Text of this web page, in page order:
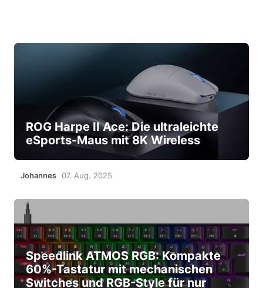
ROG Harpe II Ace: Die ultraleichte
eSports-Maus mit 8K Wireless
Johannes 07. Aug. 2025
Speedlink ATMOS RGB: Kompakte
60%-Tastatur mit mechanischen
Switches und RGB-Style für nur